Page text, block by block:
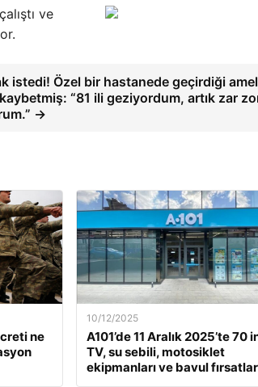
ve
istedi! Özel bir hastanede geçirdiği
“81 ili geziyordum, artık zar
→
ne
10/12/2025
A101’de 11 Aralık 2025’te 70
TV, su sebili, motosiklet
ekipmanları ve bavul